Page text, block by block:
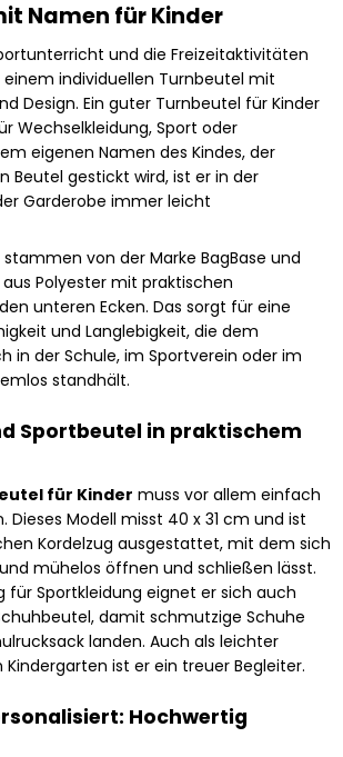
Namen für Kinder
und die Freizeitaktivitäten
individuellen Turnbeutel mit
Design. Ein guter Turnbeutel für Kinder
Wechselkleidung, Sport oder
eigenen Namen des Kindes, der
Beutel gestickt wird, ist er in der
Garderobe immer leicht
von der Marke BagBase und
aus Polyester mit praktischen
unteren Ecken. Das sorgt für eine
und Langlebigkeit, die dem
in der Schule, im Sportverein oder im
standhält.
Sportbeutel in praktischem
für Kinder muss vor allem einfach
Dieses Modell misst 40 x 31 cm und ist
Kordelzug ausgestattet, mit dem sich
mühelos öffnen und schließen lässt.
für Sportkleidung eignet er sich auch
damit schmutzige Schuhe
landen. Auch als leichter
ist er ein treuer Begleiter.
Hochwertig